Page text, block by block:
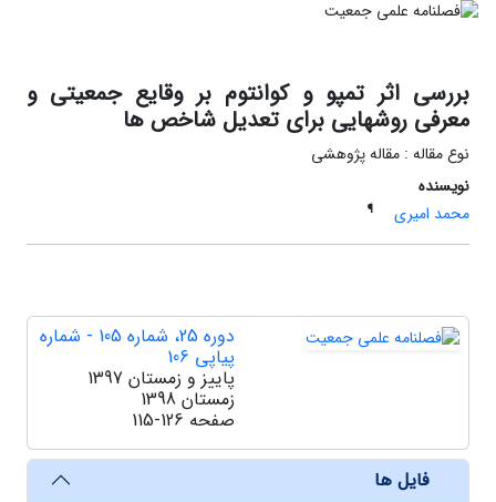
بررسی اثر تمپو و کوانتوم بر وقایع جمعیتی و
معرفی روشهایی برای تعدیل شاخص ها
نوع مقاله : مقاله پژوهشی
نویسنده
محمد امیری
¶
دوره 25، شماره 105 - شماره
پیاپی 106
پاییز و زمستان 1397
زمستان 1398
صفحه 115-126
فایل ها